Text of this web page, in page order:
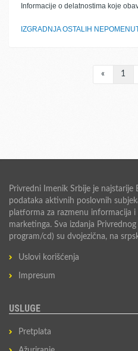
Informacije o delatnostima koje
IZGRADNJA OSTALIH
« 1
Privredni Imenik Srbije je najstarije
podataka aktivnih poslovnih
platforma za razmenu informacija
marketinga. Sva izdanja
program/cd) su dvojezična, na
Uslovi korišćenja
Impresum
USLUGE
Pretplata